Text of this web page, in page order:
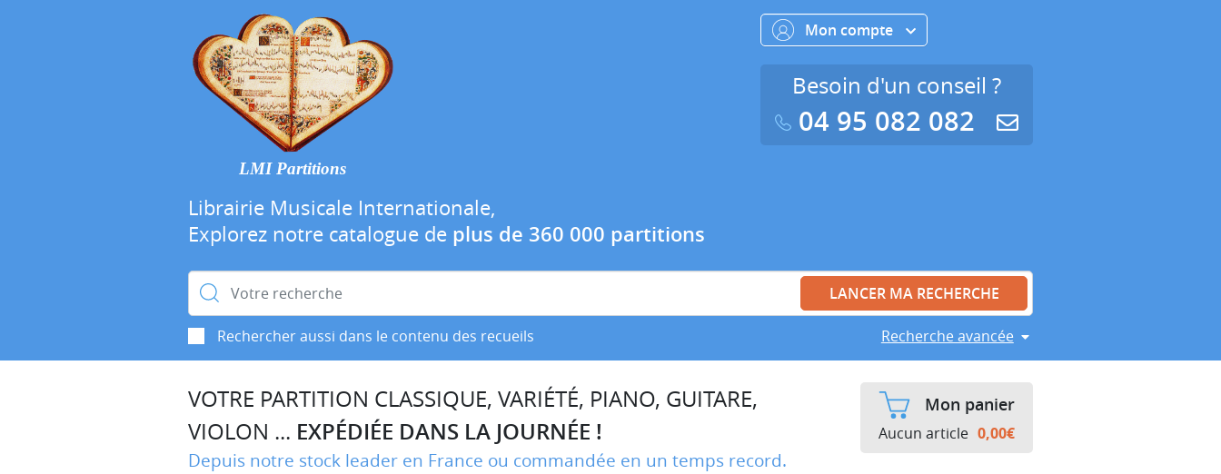
LMI Partitions
Librairie Musicale Internationale,
Explorez notre catalogue de plus de 360 000 partitions
Rechercher :
Rechercher aussi dans le contenu des recueils Recherche avancée
Mon compte
Besoin d'un conseil ?
04 95 082 082
VOTRE PARTITION CLASSIQUE, VARIÉTÉ, PIANO, GUITARE,
VIOLON ... EXPÉDIÉE DANS LA JOURNÉE !
Depuis notre stock leader en France ou commandée en un temps record.
Mon panier
Aucun article 0,00€